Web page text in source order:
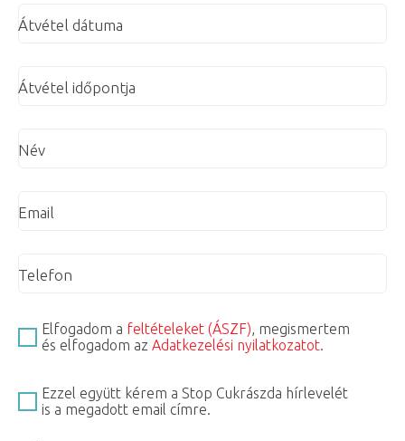
Átvétel dátuma
Átvétel időpontja
Név
Email
Telefon
Elfogadom a feltételeket (ÁSZF), megismertem
és elfogadom az Adatkezelési nyilatkozatot.
Ezzel együtt kérem a Stop Cukrászda hírlevelét
is a megadott email címre.